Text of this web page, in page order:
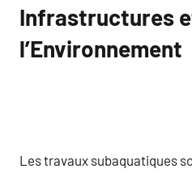
Infrastructures
l’Environnement
Les travaux subaquatiques